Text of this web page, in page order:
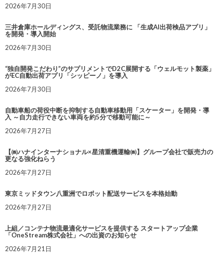
2026年7月30日
三井倉庫ホールディングス、受託物流業務に 「生成AI出荷検品アプリ」
を開発・導入開始
2026年7月30日
“独自開発こだわり”のサプリメントでD2C展開する「ウェルモット製薬」
がEC自動出荷アプリ「シッピーノ」を導入
2026年7月30日
自動車船の荷役中断を抑制する自動車移動用「スケーター」を開発・導
入 ～自力走行できない車両を約5分で移動可能に～
2026年7月27日
【㈱ハナインターナショナル×星清重機運輸㈱】グループ会社で販売力の
更なる強化ねらう
2026年7月27日
東京ミッドタウン八重洲でロボット配送サービスを本格始動
2026年7月27日
上組／コンテナ物流最適化サービスを提供する スタートアップ企業
「OneStream株式会社」への出資のお知らせ
2026年7月21日